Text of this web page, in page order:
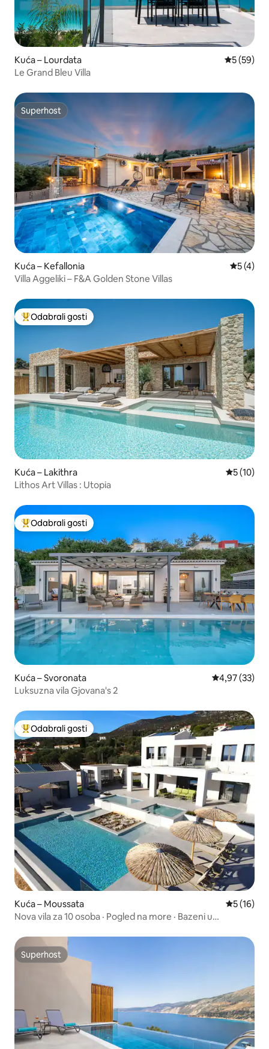
Kuća – Lourdata Prosječna
5 (59)
Le Grand Bleu Villa
Superhost
Superhost
Kuća – Kefallonia
5 (4)
Villa Aggeliki – F&A Golden Stone Villas
Među najviše rangiranima s oznakom „Odabrali gosti”
Odabrali gosti
Kuća – Lakithra Prosječna
5 (10)
Lithos Art Villas : Utopia
Među najviše rangiranima s oznakom „Odabrali gosti”
Odabrali gosti
Kuća – Svoronata Prosječna
4,97 (33)
Luksuzna vila Gjovana's 2
Među najviše rangiranima s oznakom „Odabrali gosti”
Odabrali gosti
Kuća – Moussata Prosječna
5 (16)
Nova vila za 10 osoba · Pogled na more · Bazeni u
Superhost
Superhost